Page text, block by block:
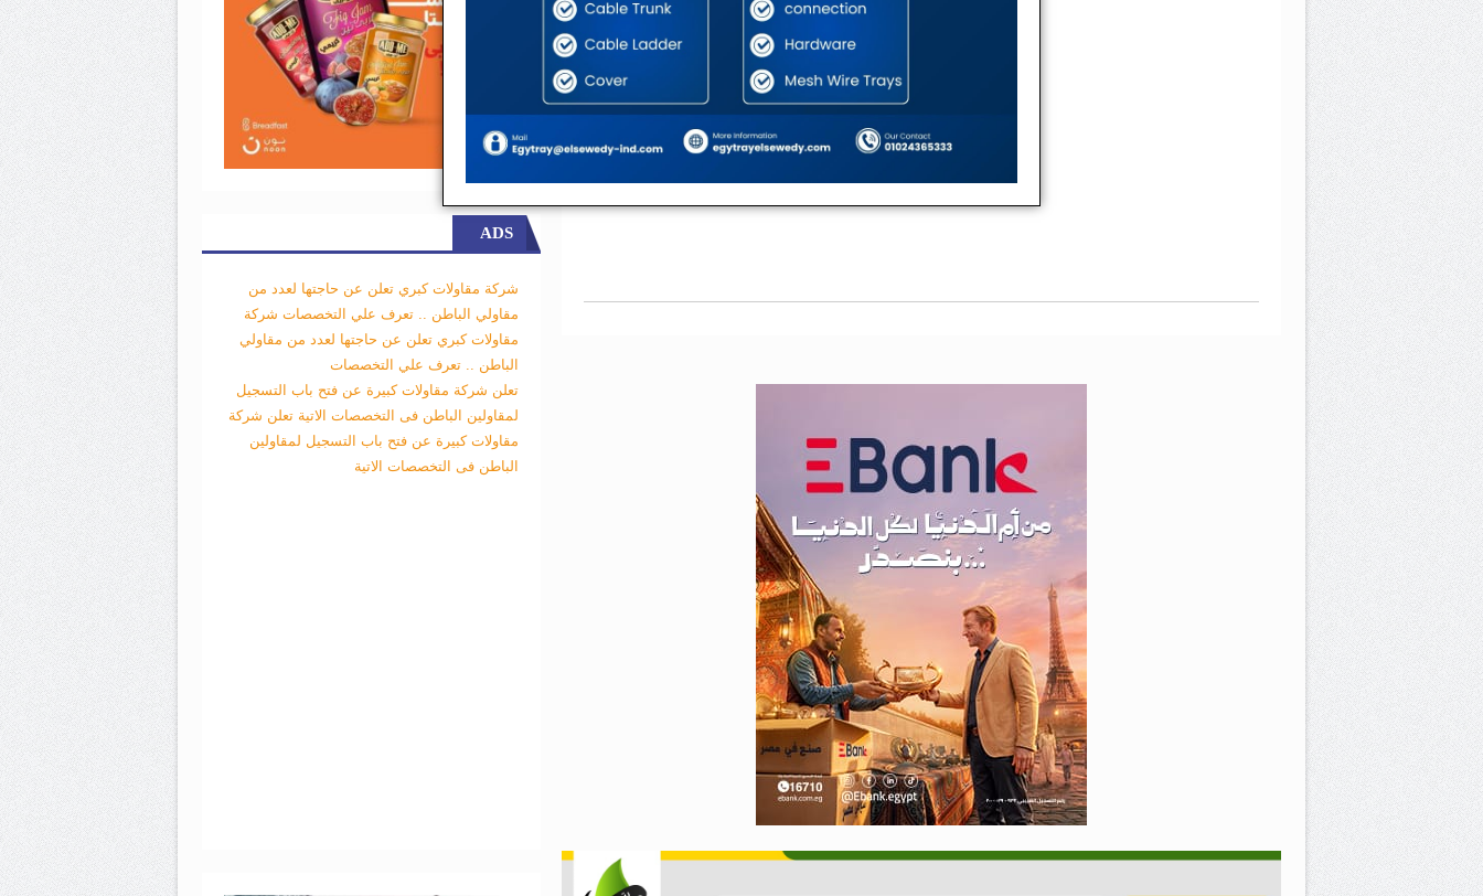
ADS
شركة مقاولات كبري تعلن عن حاجتها لعدد من
مقاولي الباطن .. تعرف علي التخصصات شركة
مقاولات كبري تعلن عن حاجتها لعدد من مقاولي
الباطن .. تعرف علي التخصصات
تعلن شركة مقاولات كبيرة عن فتح باب التسجيل
لمقاولين الباطن فى التخصصات الاتية تعلن شركة
مقاولات كبيرة عن فتح باب التسجيل لمقاولين
الباطن فى التخصصات الاتية